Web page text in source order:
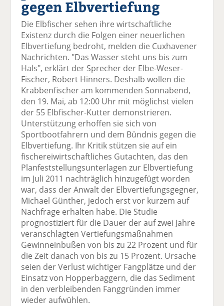
el
a
uf
F
ac
e
b
o
o
k
te
il
e
n
wi
tt
er
n
Li
n
k
e
di
n
te
n
E
m
ai
l
v
er
se
e
e
gegen Elbvertiefung
Die Elbfischer sehen ihre wirtschaftliche
Existenz durch die Folgen einer neuerlichen
Elbvertiefung bedroht, melden die Cuxhavener
Nachrichten. "Das Wasser steht uns bis zum
Hals", erklärt der Sprecher der Elbe-Weser-
Fischer, Robert Hinners. Deshalb wollen die
Krabbenfischer am kommenden Sonnabend,
den 19. Mai, ab 12:00 Uhr mit möglichst vielen
der 55 Elbfischer-Kutter demonstrieren.
Unterstützung erhoffen sie sich von
Sportbootfahrern und dem Bündnis gegen die
Elbvertiefung. Ihr Kritik stützen sie auf ein
fischereiwirtschaftliches Gutachten, das den
Planfeststellungsunterlagen zur Elbvertiefung
im Juli 2011 nachträglich hinzugefügt worden
war, dass der Anwalt der Elbvertiefungsgegner,
Michael Günther, jedoch erst vor kurzem auf
Nachfrage erhalten habe. Die Studie
prognostiziert für die Dauer der auf zwei Jahre
veranschlagten Vertiefungsmaßnahmen
Gewinneinbußen von bis zu 22 Prozent und für
die Zeit danach von bis zu 15 Prozent. Ursache
seien der Verlust wichtiger Fangplätze und der
Einsatz von Hopperbaggern, die das Sediment
in den verbleibenden Fanggründen immer
wieder aufwühlen.